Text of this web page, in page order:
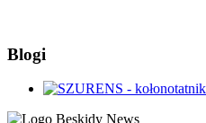
Blogi